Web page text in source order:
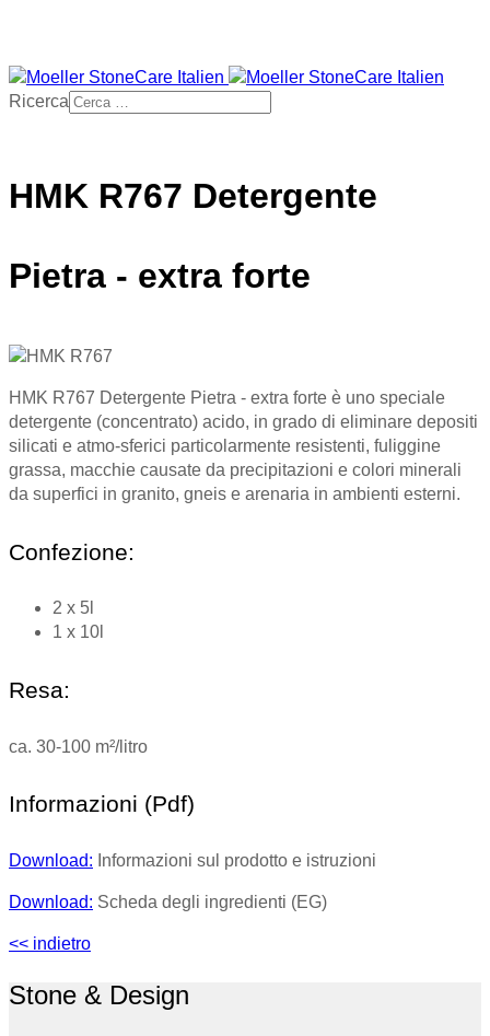
Ricerca
HMK R767 Detergente
Pietra - extra forte
HMK R767 Detergente Pietra - extra forte è uno speciale
detergente (concentrato) acido, in grado di eliminare depositi
silicati e atmo-sferici particolarmente resistenti, fuliggine
grassa, macchie causate da precipitazioni e colori minerali
da superfici in granito, gneis e arenaria in ambienti esterni.
Confezione:
2 x 5l
1 x 10l
Resa:
ca. 30-100 m²/litro
Informazioni (Pdf)
Download: Informazioni sul prodotto e istruzioni
Download: Scheda degli ingredienti (EG)
<< indietro
Stone & Design